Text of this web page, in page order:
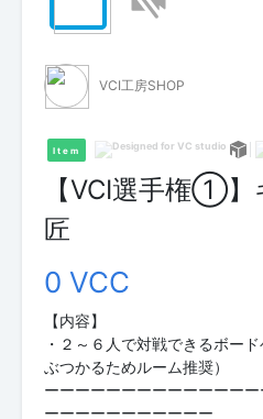
VCI工房SHOP
Item
【VCI選手権①
匠
0 VCC
【内容】
・２～６人で対戦できるボー
ぶつかるためルーム推奨）
ーーーーーーーーーーーーー
ーーーーーーーーーーー